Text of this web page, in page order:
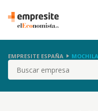
EMPRESITE ESPAÑA MOCHILA
Buscar